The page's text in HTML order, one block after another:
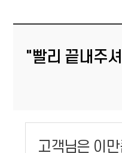
"빨리 끝내주
고객님은 이